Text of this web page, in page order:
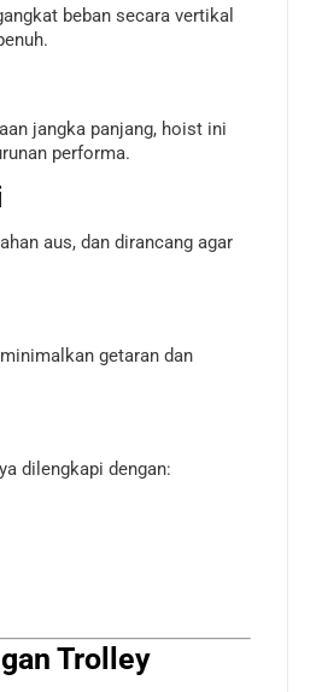
beban secara vertikal
jangka panjang, hoist ini
performa.
aus, dan dirancang agar
getaran dan
dilengkapi dengan:
Trolley